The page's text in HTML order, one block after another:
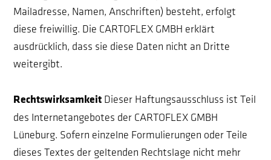
Mailadresse, Namen, Anschriften) besteht, erfolgt
diese freiwillig. Die CARTOFLEX GMBH erklärt
ausdrücklich, dass sie diese Daten nicht an Dritte
weitergibt.
Rechtswirksamkeit Dieser Haftungsausschluss ist Teil
des Internetangebotes der CARTOFLEX GMBH
Lüneburg. Sofern einzelne Formulierungen oder Teile
dieses Textes der geltenden Rechtslage nicht mehr